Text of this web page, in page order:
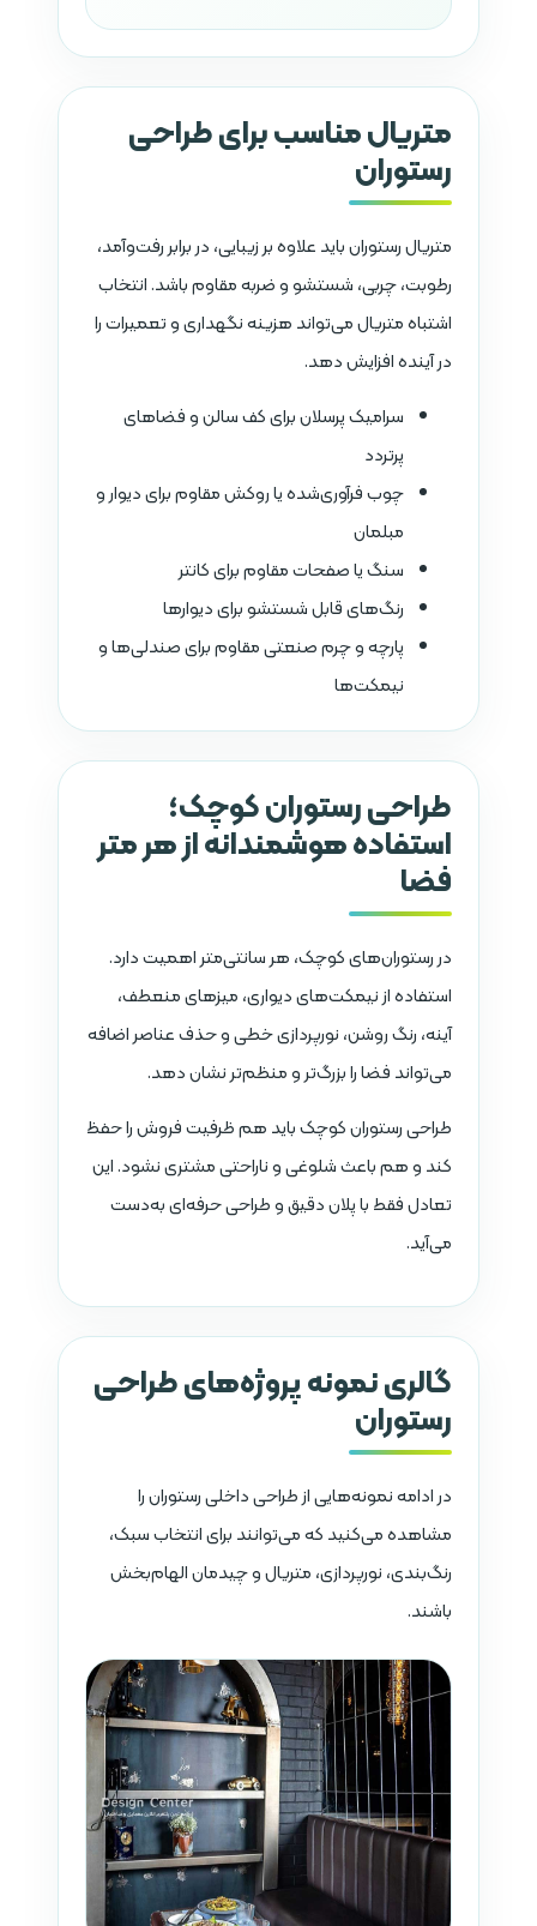
متریال مناسب برای طراحی
رستوران
متریال رستوران باید علاوه بر زیبایی، در برابر رفت‌وآمد،
رطوبت، چربی، شستشو و ضربه مقاوم باشد. انتخاب
اشتباه متریال می‌تواند هزینه نگهداری و تعمیرات را
در آینده افزایش دهد.
سرامیک پرسلان برای کف سالن و فضاهای
پرتردد
چوب فرآوری‌شده یا روکش مقاوم برای دیوار و
مبلمان
سنگ یا صفحات مقاوم برای کانتر
رنگ‌های قابل شستشو برای دیوارها
پارچه و چرم صنعتی مقاوم برای صندلی‌ها و
نیمکت‌ها
طراحی رستوران کوچک؛
استفاده هوشمندانه از هر متر
فضا
در رستوران‌های کوچک، هر سانتی‌متر اهمیت دارد.
استفاده از نیمکت‌های دیواری، میزهای منعطف،
آینه، رنگ روشن، نورپردازی خطی و حذف عناصر اضافه
می‌تواند فضا را بزرگ‌تر و منظم‌تر نشان دهد.
طراحی رستوران کوچک باید هم ظرفیت فروش را حفظ
کند و هم باعث شلوغی و ناراحتی مشتری نشود. این
تعادل فقط با پلان دقیق و طراحی حرفه‌ای به‌دست
می‌آید.
گالری نمونه پروژه‌های طراحی
رستوران
در ادامه نمونه‌هایی از طراحی داخلی رستوران را
مشاهده می‌کنید که می‌توانند برای انتخاب سبک،
رنگ‌بندی، نورپردازی، متریال و چیدمان الهام‌بخش
باشند.